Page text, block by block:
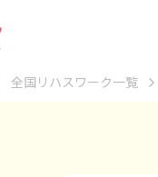
全国リハスワーク一覧